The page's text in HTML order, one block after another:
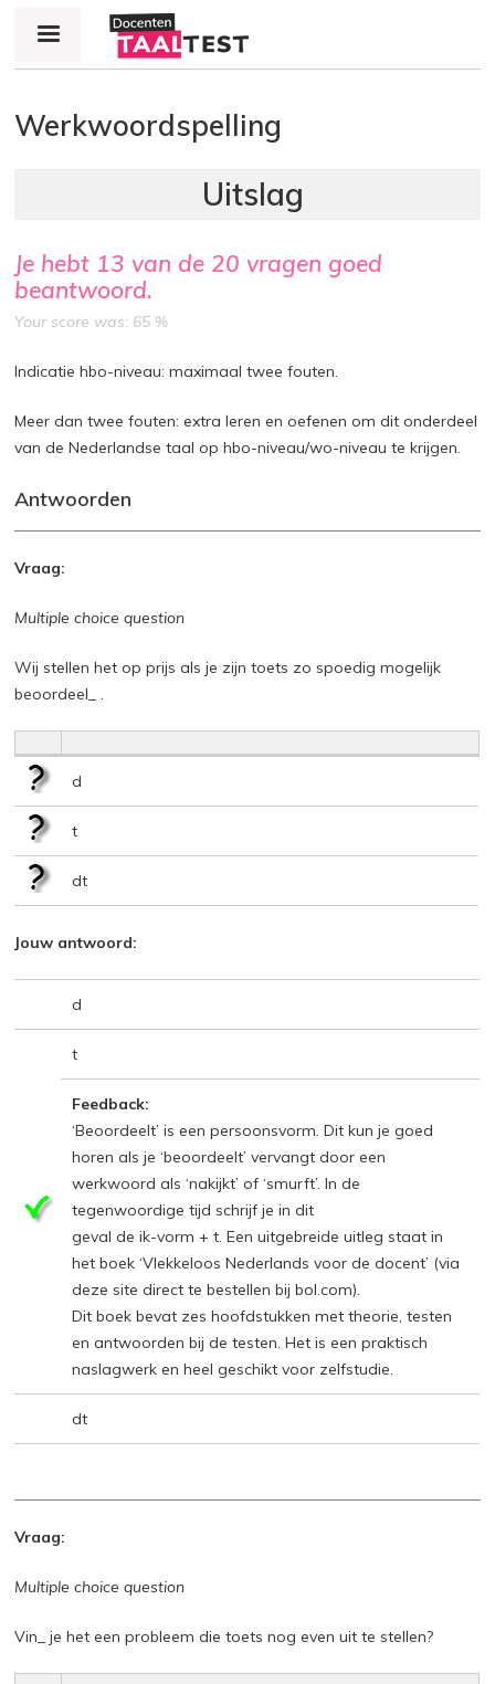
Werkwoordspelling
Je hebt 13 van de 20 vragen goed
beantwoord.
Your score was: 65 %
Indicatie hbo-niveau: maximaal twee fouten.
Meer dan twee fouten: extra leren en oefenen om dit onderdeel
van de Nederlandse taal op hbo-niveau/wo-niveau te krijgen.
Antwoorden
Vraag:
Multiple choice question
Wij stellen het op prijs als je zijn toets zo spoedig mogelijk
beoordeel_ .
d
t
dt
Jouw antwoord:
d
t
Feedback:
‘Beoordeelt’ is een persoonsvorm. Dit kun je goed
horen als je ‘beoordeelt’ vervangt door een
werkwoord als ‘nakijkt’ of ‘smurft’. In de
tegenwoordige tijd schrijf je in dit
geval de ik-vorm + t. Een uitgebreide uitleg staat in
het boek ‘Vlekkeloos Nederlands voor de docent’ (via
deze site direct te bestellen bij bol.com).
Dit boek bevat zes hoofdstukken met theorie, testen
en antwoorden bij de testen. Het is een praktisch
naslagwerk en heel geschikt voor zelfstudie.
dt
Vraag:
Multiple choice question
Vin_ je het een probleem die toets nog even uit te stellen?